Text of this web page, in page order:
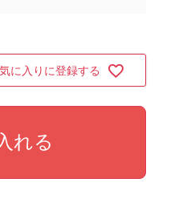
に入りに登録する
れる